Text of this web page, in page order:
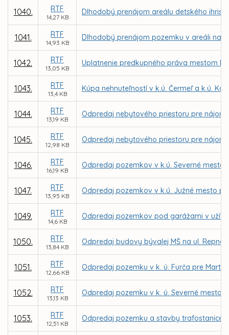
1040. RTF
14,27 KB
Dlhodobý prenájom areálu detského
1041. RTF
14,93 KB
Dlhodobý prenájom pozemku v areáli na
1042. RTF
13,05 KB
Uplatnenie predkupného práva mestom
1043. RTF
13,4 KB
Kúpa nehnuteľností v k.ú. Čermeľ a k.ú.
1044. RTF
13,19 KB
Odpredaj nebytového priestoru pre
1045. RTF
12,98 KB
Odpredaj nebytového priestoru pre
1046. RTF
16,19 KB
Odpredaj pozemkov v k.ú. Severné
1047. RTF
13,95 KB
Odpredaj pozemkov v k.ú. Južné mesto
1049. RTF
14,6 KB
Odpredaj pozemkov pod garážami v
1050. RTF
13,84 KB
Odpredaj budovy bývalej MŠ na ul. Repná
1051. RTF
12,66 KB
Odpredaj pozemku v k. ú. Furča pre
1052. RTF
13,13 KB
Odpredaj pozemku v k. ú. Severné mesto
1053. RTF
12,51 KB
Odpredaj pozemku a stavby trafostanice